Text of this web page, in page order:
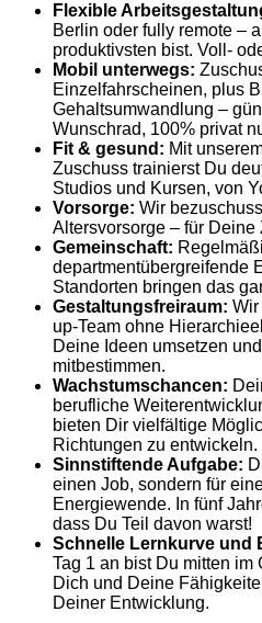
Flexible
Berlin oder fully remote –
produktivsten bist. Voll-
Mobil unterwegs:
Einzelfahrscheinen, plus
Gehaltsumwandlung –
Wunschrad, 100% privat
Fit & gesund: Mit
Zuschuss trainierst Du
Studios und Kursen, von
Vorsorge: Wir
Altersvorsorge – für Deine
Gemeinschaft:
departmentübergreifende
Standorten bringen das
Gestaltungsfreiraum: Wir
up-Team ohne
Deine Ideen umsetzen
mitbestimmen.
Wachstumschancen:
berufliche
bieten Dir vielfältige
Richtungen zu entwickeln.
Sinnstiftende Aufgabe:
einen Job, sondern für
Energiewende. In fünf
dass Du Teil davon warst!
Schnelle Lernkurve und
Tag 1 an bist Du mitten im
Dich und Deine
Deiner Entwicklung.